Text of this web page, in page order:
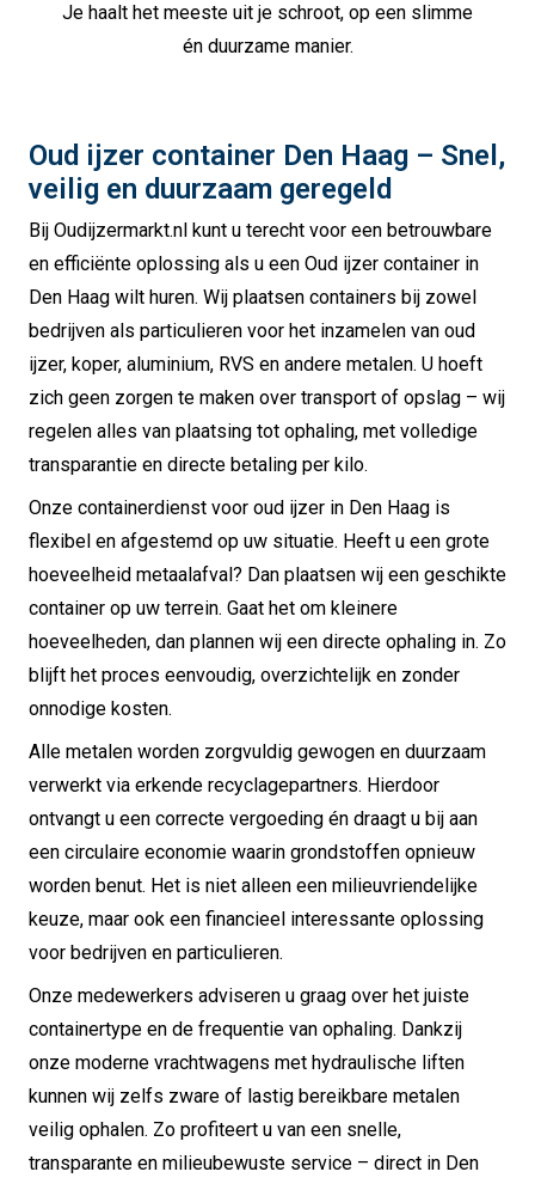
Je haalt het meeste uit je schroot, op een slimme
én duurzame manier.
Oud ijzer container Den Haag – Snel,
veilig en duurzaam geregeld
Bij Oudijzermarkt.nl kunt u terecht voor een betrouwbare
en efficiënte oplossing als u een Oud ijzer container in
Den Haag wilt huren. Wij plaatsen containers bij zowel
bedrijven als particulieren voor het inzamelen van oud
ijzer, koper, aluminium, RVS en andere metalen. U hoeft
zich geen zorgen te maken over transport of opslag – wij
regelen alles van plaatsing tot ophaling, met volledige
transparantie en directe betaling per kilo.
Onze containerdienst voor oud ijzer in Den Haag is
flexibel en afgestemd op uw situatie. Heeft u een grote
hoeveelheid metaalafval? Dan plaatsen wij een geschikte
container op uw terrein. Gaat het om kleinere
hoeveelheden, dan plannen wij een directe ophaling in. Zo
blijft het proces eenvoudig, overzichtelijk en zonder
onnodige kosten.
Alle metalen worden zorgvuldig gewogen en duurzaam
verwerkt via erkende recyclagepartners. Hierdoor
ontvangt u een correcte vergoeding én draagt u bij aan
een circulaire economie waarin grondstoffen opnieuw
worden benut. Het is niet alleen een milieuvriendelijke
keuze, maar ook een financieel interessante oplossing
voor bedrijven en particulieren.
Onze medewerkers adviseren u graag over het juiste
containertype en de frequentie van ophaling. Dankzij
onze moderne vrachtwagens met hydraulische liften
kunnen wij zelfs zware of lastig bereikbare metalen
veilig ophalen. Zo profiteert u van een snelle,
transparante en milieubewuste service – direct in Den